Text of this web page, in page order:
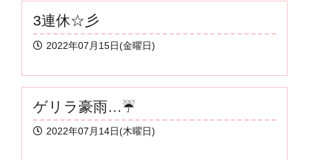
3連休☆彡
2022年07月15日(金曜日)
ゲリラ豪雨…☔
2022年07月14日(木曜日)